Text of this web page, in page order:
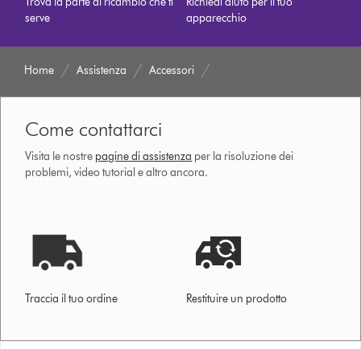
serve
apparecchio
Home Assistenza Accessori
Come contattarci
Visita le nostre pagine di assistenza per la risoluzione dei
problemi, video tutorial e altro ancora.
Traccia il tuo ordine Restituire un prodotto